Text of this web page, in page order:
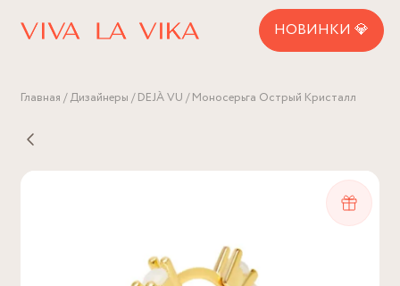
НОВИНКИ 💎
Главная Дизайнеры DEJÀ VU Моносерьга Острый Кристалл